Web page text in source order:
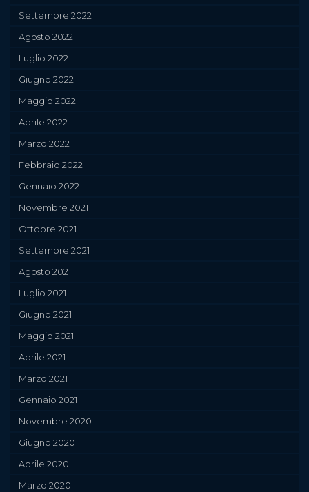
Settembre 2022
Agosto 2022
Luglio 2022
Giugno 2022
Maggio 2022
Aprile 2022
Marzo 2022
Febbraio 2022
Gennaio 2022
Novembre 2021
Ottobre 2021
Settembre 2021
Agosto 2021
Luglio 2021
Giugno 2021
Maggio 2021
Aprile 2021
Marzo 2021
Gennaio 2021
Novembre 2020
Giugno 2020
Aprile 2020
Marzo 2020